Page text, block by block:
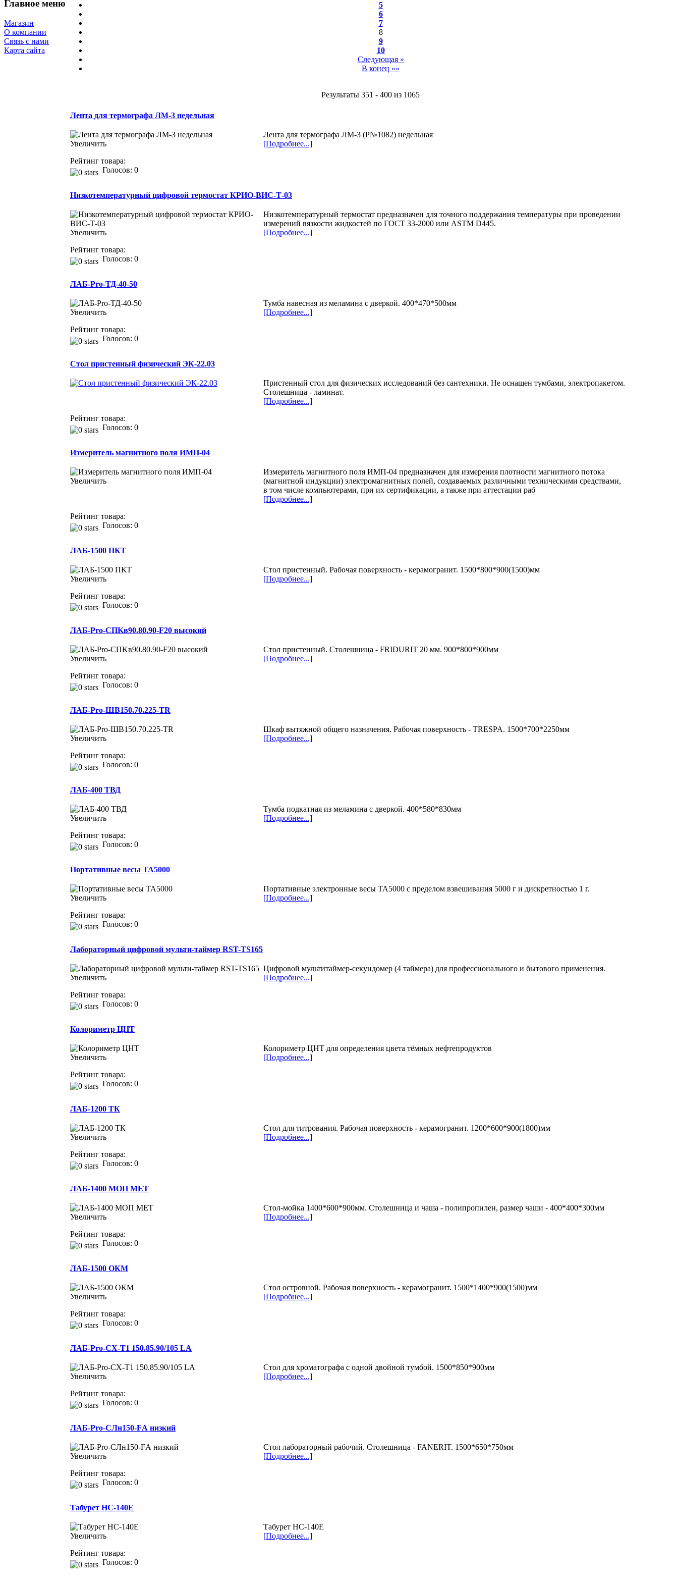
Главное меню
Магазин
О компании
Связь с нами
Карта сайта
5
6
7
8
9
10
Следующая »
В конец »»
Результаты 351 - 400 из 1065
Лента для термографа ЛМ-3 недельная
Увеличить
Лента для термографа ЛМ-3 (P№1082) недельная
[Подробнее...]
Рейтинг товара:
Голосов: 0
Низкотемпературный цифровой термостат КРИО-ВИС-Т-03
Увеличить
Низкотемпературный термостат предназначен для точного поддержания температуры при проведении
измерений вязкости жидкостей по ГОСТ 33-2000 или ASTM D445.
[Подробнее...]
Рейтинг товара:
Голосов: 0
ЛАБ-Pro-ТД-40-50
Увеличить
Тумба навесная из меламина с дверкой. 400*470*500мм
[Подробнее...]
Рейтинг товара:
Голосов: 0
Cтол пристенный физический ЭК-22.03
Пристенный стол для физических исследований без сантехники. Не оснащен тумбами, электропакетом.
Столешница - ламинат.
[Подробнее...]
Рейтинг товара:
Голосов: 0
Измеритель магнитного поля ИМП-04
Увеличить
Измеритель магнитного поля ИМП-04 предназначен для измерения плотности магнитного потока
(магнитной индукции) электромагнитных полей, создаваемых различными техническими средствами,
в том числе компьютерами, при их сертификации, а также при аттестации раб
[Подробнее...]
Рейтинг товара:
Голосов: 0
ЛАБ-1500 ПКТ
Увеличить
Стол пристенный. Рабочая поверхность - керамогранит. 1500*800*900(1500)мм
[Подробнее...]
Рейтинг товара:
Голосов: 0
ЛАБ-Pro-СПKв90.80.90-F20 высокий
Увеличить
Стол пристенный. Столешница - FRIDURIT 20 мм. 900*800*900мм
[Подробнее...]
Рейтинг товара:
Голосов: 0
ЛАБ-Pro-ШВ150.70.225-TR
Увеличить
Шкаф вытяжной общего назначения. Рабочая поверхность - TRESPA. 1500*700*2250мм
[Подробнее...]
Рейтинг товара:
Голосов: 0
ЛАБ-400 ТВД
Увеличить
Тумба подкатная из меламина с дверкой. 400*580*830мм
[Подробнее...]
Рейтинг товара:
Голосов: 0
Портативные весы TA5000
Увеличить
Портативные электронные весы TA5000 с пределом взвешивания 5000 г и дискретностью 1 г.
[Подробнее...]
Рейтинг товара:
Голосов: 0
Лабораторный цифровой мульти-таймер RST-TS165
Увеличить
Цифровой мультитаймер-секундомер (4 таймера) для профессионального и бытового применения.
[Подробнее...]
Рейтинг товара:
Голосов: 0
Колориметр ЦНТ
Увеличить
Колориметр ЦНТ для определения цвета тёмных нефтепродуктов
[Подробнее...]
Рейтинг товара:
Голосов: 0
ЛАБ-1200 ТК
Увеличить
Стол для титрования. Рабочая поверхность - керамогранит. 1200*600*900(1800)мм
[Подробнее...]
Рейтинг товара:
Голосов: 0
ЛАБ-1400 МОП МЕТ
Увеличить
Стол-мойка 1400*600*900мм. Столешница и чаша - полипропилен, размер чаши - 400*400*300мм
[Подробнее...]
Рейтинг товара:
Голосов: 0
ЛАБ-1500 ОКМ
Увеличить
Стол островной. Рабочая поверхность - керамогранит. 1500*1400*900(1500)мм
[Подробнее...]
Рейтинг товара:
Голосов: 0
ЛАБ-Pro-СХ-Т1 150.85.90/105 LA
Увеличить
Стол для хроматографа с одной двойной тумбой. 1500*850*900мм
[Подробнее...]
Рейтинг товара:
Голосов: 0
ЛАБ-Pro-СЛн150-FА низкий
Увеличить
Стол лабораторный рабочий. Столешница - FANERIT. 1500*650*750мм
[Подробнее...]
Рейтинг товара:
Голосов: 0
Табурет НС-140Е
Увеличить
Табурет НС-140Е
[Подробнее...]
Рейтинг товара:
Голосов: 0